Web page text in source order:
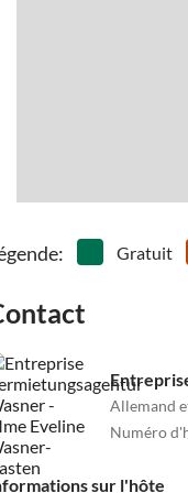
: Gratuit
Allemand
Numéro
sur l'hôte